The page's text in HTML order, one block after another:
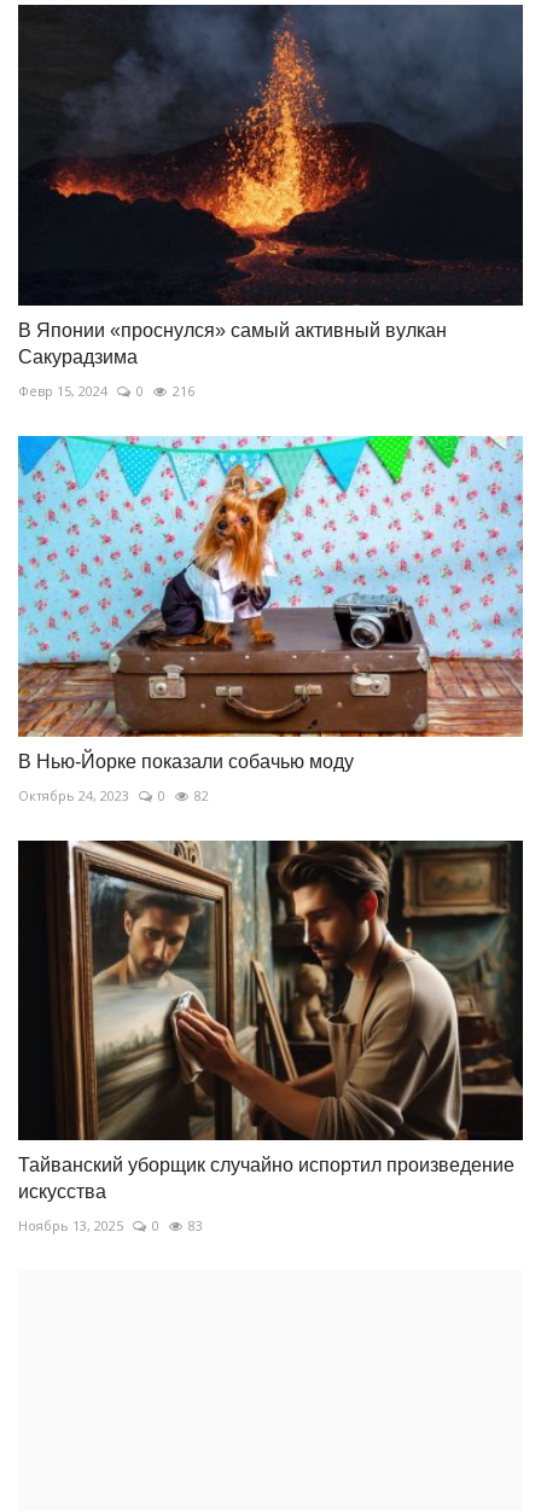
В Японии «проснулся» самый активный вулкан
Сакурадзима
Февр 15, 2024 0 216
В Нью-Йорке показали собачью моду
Октябрь 24, 2023 0 82
Тайванский уборщик случайно испортил произведение
искусства
Ноябрь 13, 2025 0 83